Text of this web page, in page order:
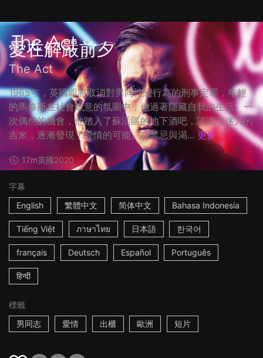
愛在解嚴前夕
The Act
1965年，英國即將取消對男同性戀行為的刑事定罪，年輕
的馬修斯​在社會敵意的氛圍中，他過著隱藏自我的生活。一
次偶然的機會，他踏入了蘇活區的地下酒吧，認識了迷人的
吉米，​逐漸發現了愛情的可能。在禁忌與渴... 更多
17m英國2020
字幕
English
繁體中文 简体中文 Bahasa Indonesia
Tiếng Việt ภาษาไทย 日本語 한국어
français Deutsch Español Português
हिन्दी
標籤
男同志
愛情 出櫃 歐洲 短片